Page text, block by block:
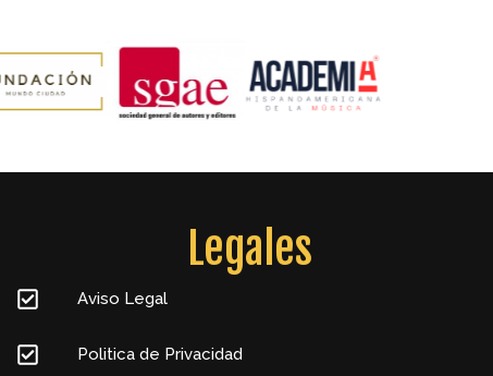
Legales
Aviso Legal
Politica de Privacidad